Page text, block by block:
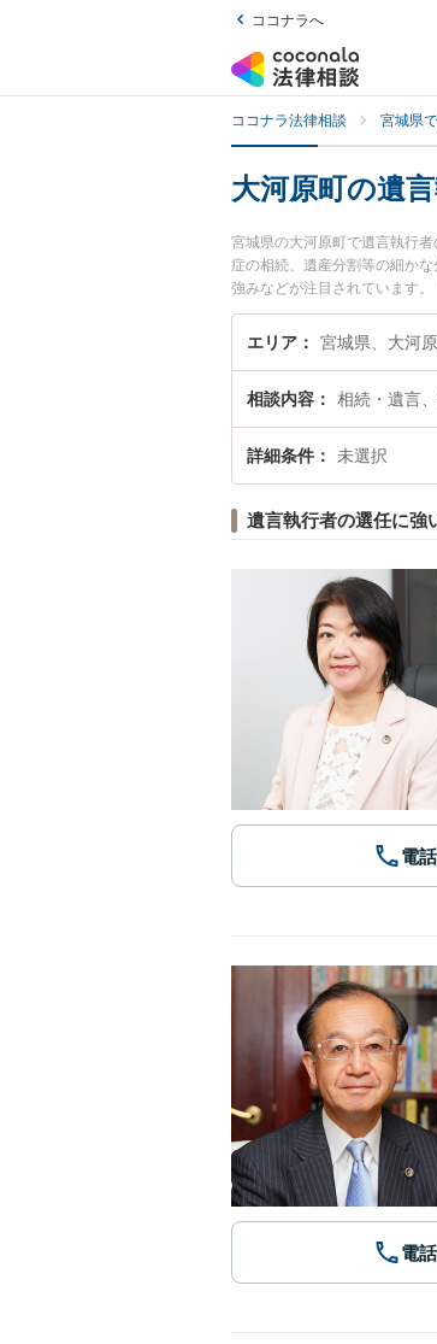
ココナラへ
ココナラ法律相談 宮城県
大河原町の遺
宮城県の大河原町で遺言執行
症の相続、遺産分割等の細か
強みなどが注目されています
近くの弁護士を検索したい』
エリア 宮城県、大河
相談内容 相続・遺言
詳細条件 未選択
遺言執行者の選任に強
電
電